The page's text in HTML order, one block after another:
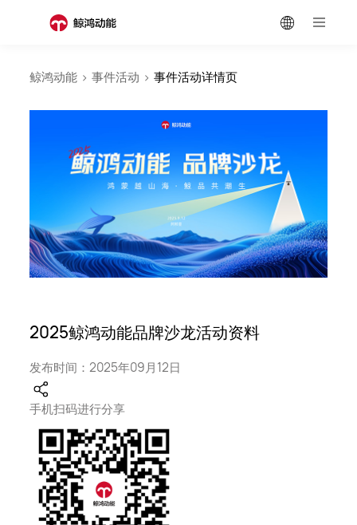
鲸鸿动能 > 事件活动 > 事件活动详情页
2025鲸鸿动能品牌沙龙活动资料
发布时间：2025年09月12日
手机扫码进行分享